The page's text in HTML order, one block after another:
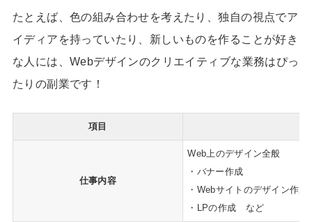
たとえば、色の組み合わせを考えたり、独自の視点でア
イディアを持っていたり、新しいものを作ることが好き
な人には、Webデザインのクリエイティブな業務はぴっ
たりの副業です！
項目
仕事内容
Web上のデザイン全般
・バナー作成
・Webサイトのデザイン作成
・LPの作成 など